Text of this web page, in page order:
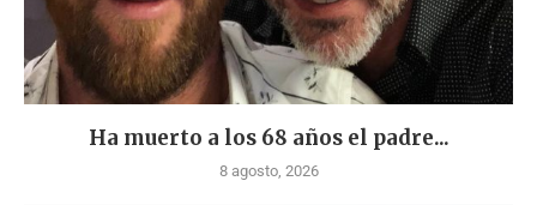
Ha muerto a los 68 años el padre...
8 agosto, 2026